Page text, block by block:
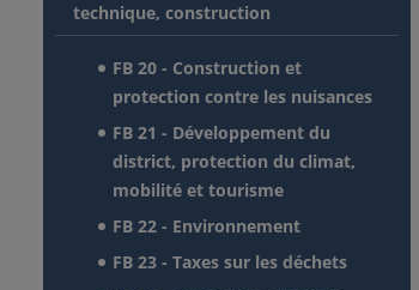
technique, construction
FB 20 - Construction et
protection contre les nuisances
FB 21 - Développement du
district, protection du climat,
mobilité et tourisme
FB 22 - Environnement
FB 23 - Taxes sur les déchets